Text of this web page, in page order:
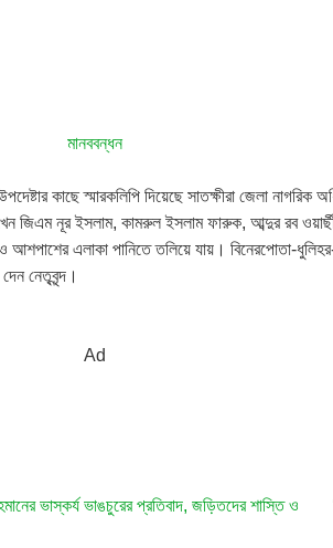
কাছে স্মারকলিপি দিয়েছে সাতক্ষীরা জেলা
নূর ইসলাম, কামরুল ইসলাম ফারুক, আব্দুর রব
ও আশপাশের এলাকা পানিতে তলিয়ে যায়। বিনেরপোতা-
নেতৃবৃন্দ।
ভাস্কর্য ভাঙচুরের প্রতিবাদ, জড়িতদের শাস্তি ও